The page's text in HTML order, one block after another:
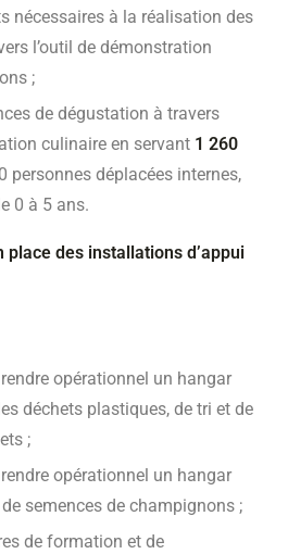
nécessaires à la réalisation des
l’outil de démonstration
;
de dégustation à travers
culinaire en servant 1 260
personnes déplacées internes,
0 à 5 ans.
place des installations d’appui
opérationnel un hangar
déchets plastiques, de tri et de
;
opérationnel un hangar
semences de champignons ;
de formation et de